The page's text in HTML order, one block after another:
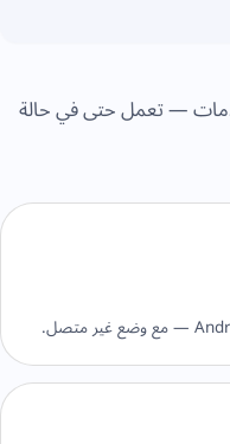
— تعمل حتى في حالة